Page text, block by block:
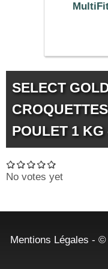
SELECT
POULET 1
No votes yet
Mentions Légales - ©